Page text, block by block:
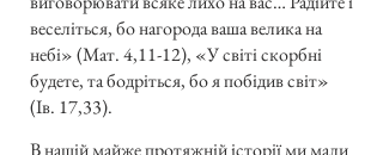
веселіться, бо нагорода ваша велика на
небі» (Мат. 4,11-12), «У світі скорбні
будете, та бодріться, бо я побідив світ»
(Ів. 17,33).